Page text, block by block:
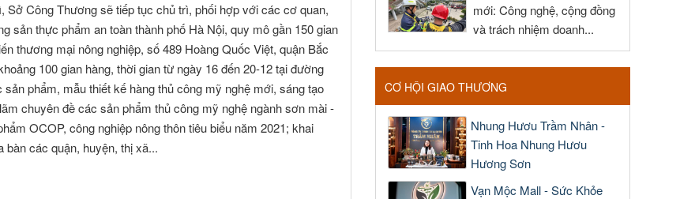
Sở Công Thương sẽ tiếp tục chủ trì, phối hợp với các cơ quan,
sản thực phẩm an toàn thành phố Hà Nội, quy mô gần 150 gian
thương mại nông nghiệp, số 489 Hoàng Quốc Việt, quận Bắc
100 gian hàng, thời gian từ ngày 16 đến 20-12 tại đường
phẩm, mẫu thiết kế hàng thủ công mỹ nghệ mới, sáng tạo
chuyên đề các sản phẩm thủ công mỹ nghệ ngành sơn mài -
OCOP, công nghiệp nông thôn tiêu biểu năm 2021; khai
các quận, huyện, thị xã...
mới: Công nghệ, cộng đồng
và trách nhiệm doanh...
CƠ HỘI GIAO THƯƠNG
Nhung Hươu Trầm Nhân -
Tinh Hoa Nhung Hươu
Hương Sơn
Vạn Mộc Mall - Sức Khỏe